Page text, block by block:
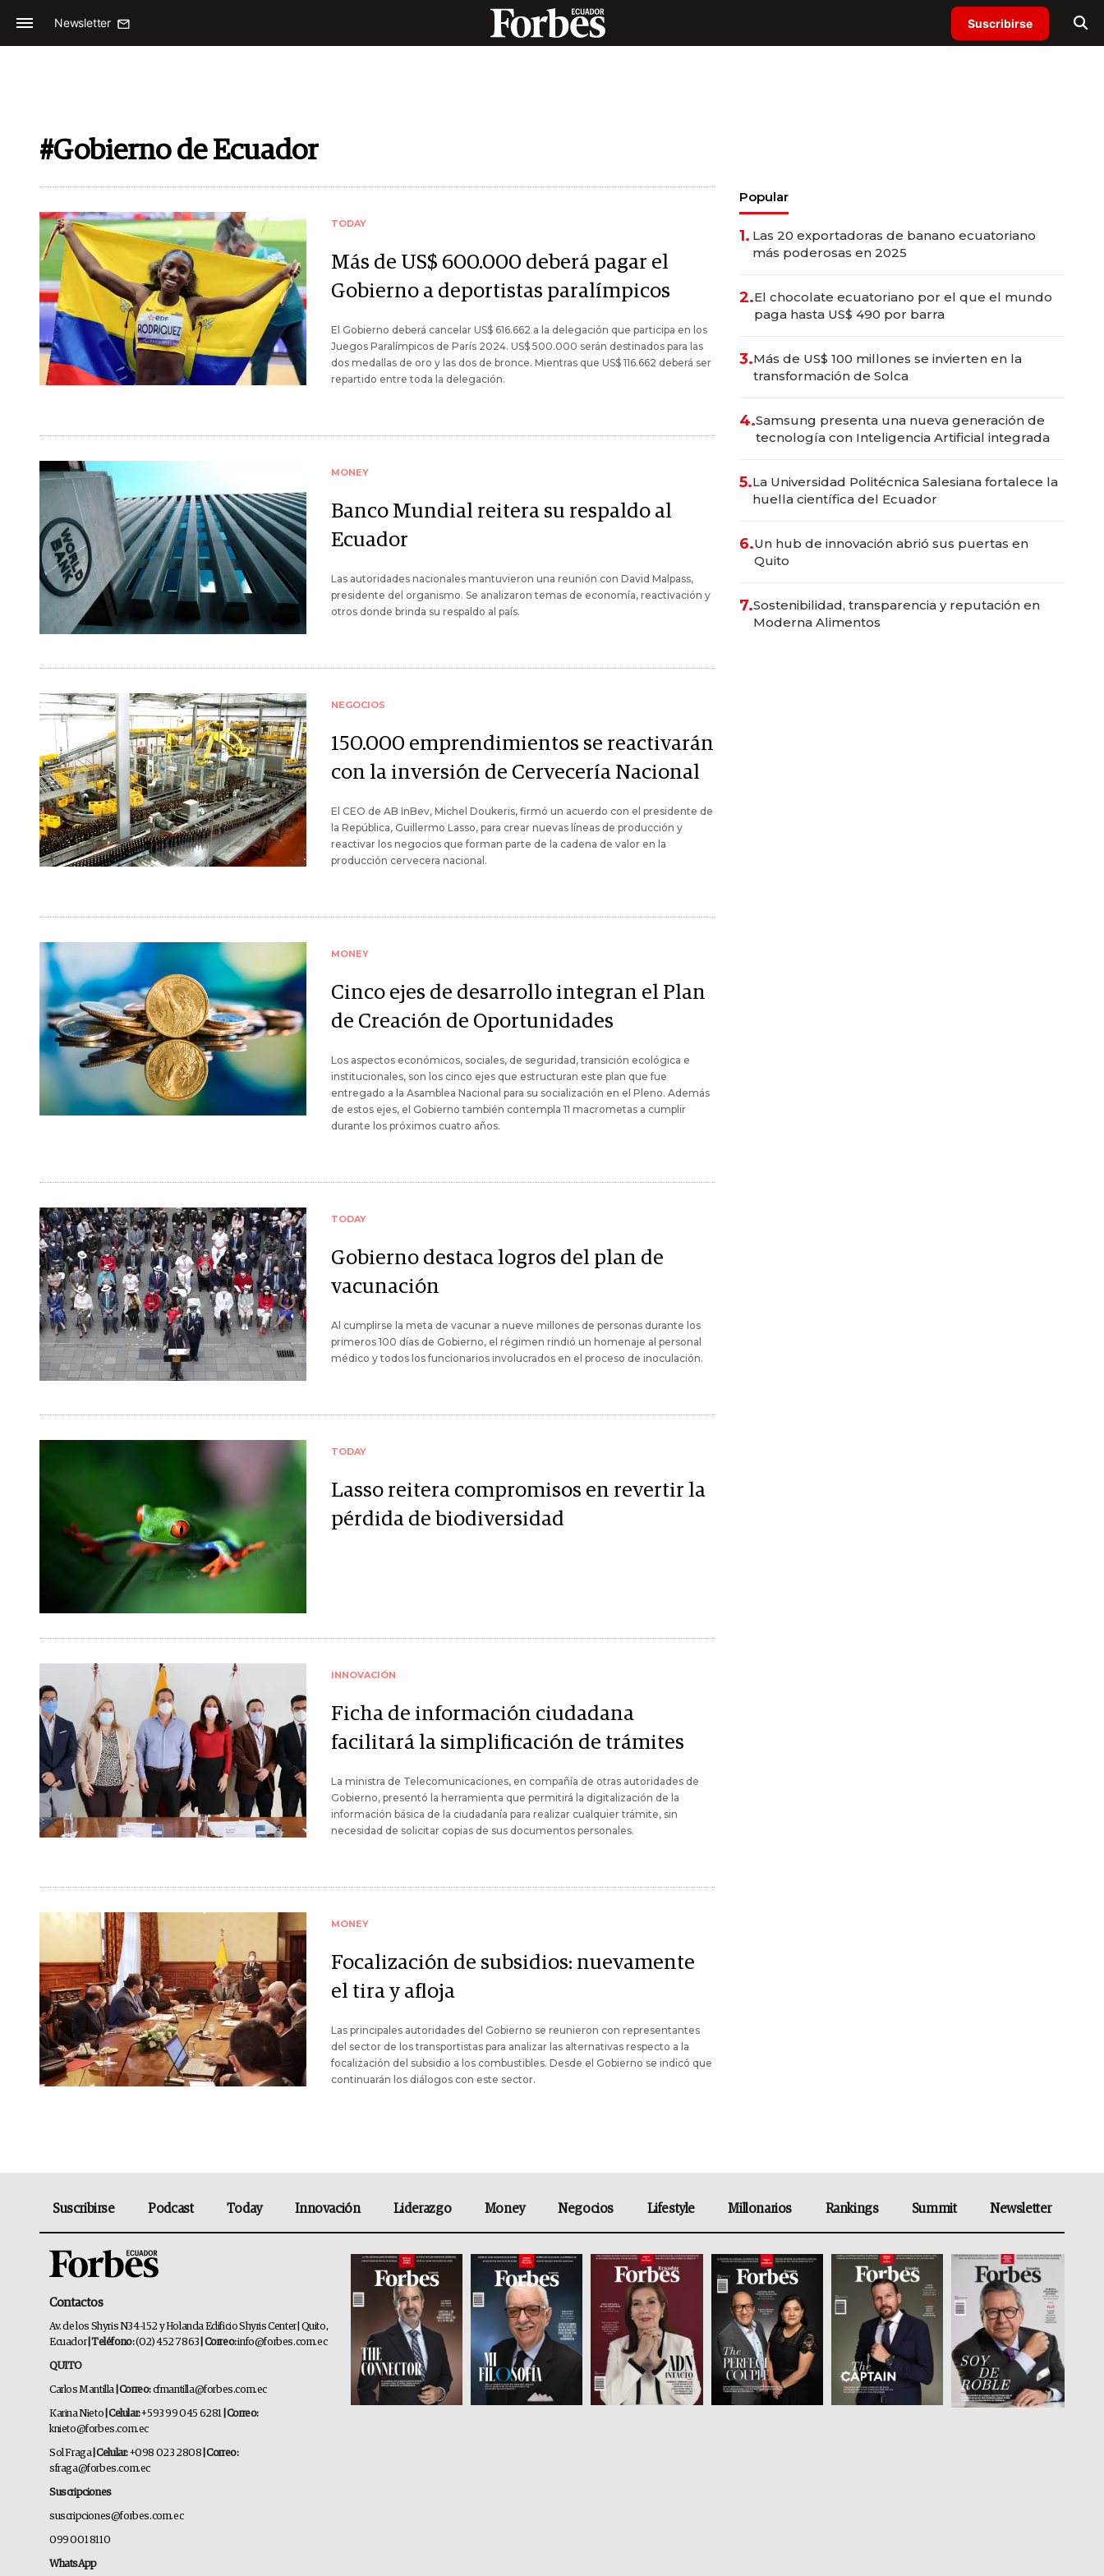
Newsletter Suscribirse
#Gobierno de Ecuador
TODAY
Más de US$ 600.000 deberá pagar el
Gobierno a deportistas paralímpicos
El Gobierno deberá cancelar US$ 616.662 a la delegación que participa en los
Juegos Paralímpicos de París 2024. US$ 500.000 serán destinados para las
dos medallas de oro y las dos de bronce. Mientras que US$ 116.662 deberá ser
repartido entre toda la delegación.
MONEY
Banco Mundial reitera su respaldo al
Ecuador
Las autoridades nacionales mantuvieron una reunión con David Malpass,
presidente del organismo. Se analizaron temas de economía, reactivación y
otros donde brinda su respaldo al país.
NEGOCIOS
150.000 emprendimientos se reactivarán
con la inversión de Cervecería Nacional
El CEO de AB InBev, Michel Doukeris, firmó un acuerdo con el presidente de
la República, Guillermo Lasso, para crear nuevas líneas de producción y
reactivar los negocios que forman parte de la cadena de valor en la
producción cervecera nacional.
MONEY
Cinco ejes de desarrollo integran el Plan
de Creación de Oportunidades
Los aspectos económicos, sociales, de seguridad, transición ecológica e
institucionales, son los cinco ejes que estructuran este plan que fue
entregado a la Asamblea Nacional para su socialización en el Pleno. Además
de estos ejes, el Gobierno también contempla 11 macrometas a cumplir
durante los próximos cuatro años.
TODAY
Gobierno destaca logros del plan de
vacunación
Al cumplirse la meta de vacunar a nueve millones de personas durante los
primeros 100 días de Gobierno, el régimen rindió un homenaje al personal
médico y todos los funcionarios involucrados en el proceso de inoculación.
TODAY
Lasso reitera compromisos en revertir la
pérdida de biodiversidad
INNOVACIÓN
Ficha de información ciudadana
facilitará la simplificación de trámites
La ministra de Telecomunicaciones, en compañía de otras autoridades de
Gobierno, presentó la herramienta que permitirá la digitalización de la
información básica de la ciudadanía para realizar cualquier trámite, sin
necesidad de solicitar copias de sus documentos personales.
MONEY
Focalización de subsidios: nuevamente
el tira y afloja
Las principales autoridades del Gobierno se reunieron con representantes
del sector de los transportistas para analizar las alternativas respecto a la
focalización del subsidio a los combustibles. Desde el Gobierno se indicó que
continuarán los diálogos con este sector.
Popular
1. Las 20 exportadoras de banano ecuatoriano
más poderosas en 2025
2.El chocolate ecuatoriano por el que el mundo
paga hasta US$ 490 por barra
3.Más de US$ 100 millones se invierten en la
transformación de Solca
4.Samsung presenta una nueva generación de
tecnología con Inteligencia Artificial integrada
5.La Universidad Politécnica Salesiana fortalece la
huella científica del Ecuador
6.Un hub de innovación abrió sus puertas en
Quito
7.Sostenibilidad, transparencia y reputación en
Moderna Alimentos
Suscribirse Podcast Today Innovación Liderazgo Money Negocios Lifestyle Millonarios Rankings Summit Newsletter
Contactos
Av. de los Shyris N34-152 y Holanda Edificio Shyris Center | Quito,
Ecuador | Teléfono:(02) 452 7863 | Correo:info@forbes.com.ec
QUITO
Carlos Mantilla | Correo:cfmantilla@forbes.com.ec
Karina Nieto | Celular:+593 99 045 6281
| Correo:
knieto@forbes.com.ec
Sol Fraga | Celular:+098 023 2808 | Correo:
sfraga@forbes.com.ec
Suscripciones
suscripciones@forbes.com.ec
099 001 8110
WhatsApp